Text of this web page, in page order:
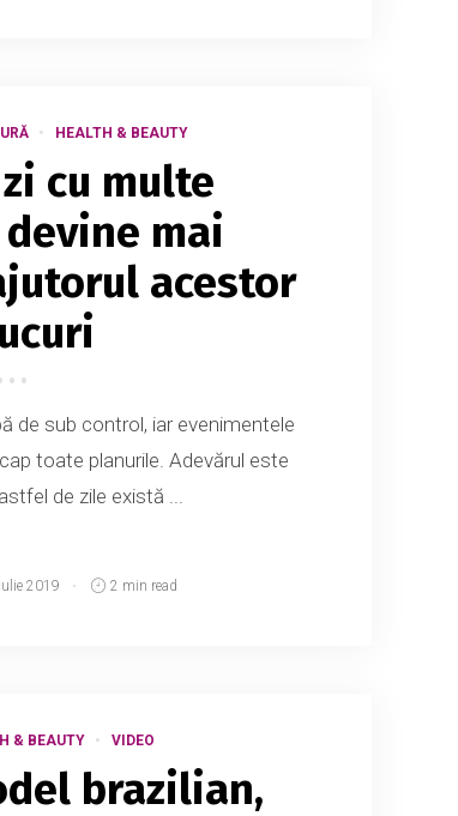
HEALTH & BEAUTY
cu multe
mai
acestor
de sub control, iar evenimentele
toate planurile. Adevărul este
de zile există ...
2019 2 min read
& BEAUTY VIDEO
brazilian,